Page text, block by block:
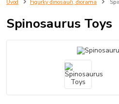
Úvod Figurky dinosauři, diorama
Spinosaurus Toys